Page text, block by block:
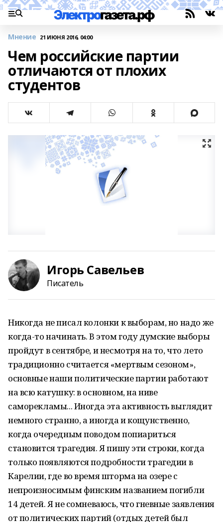
Мнение 21 ИЮНЯ 2016, 04:00
Чем российские партии
отличаются от плохих
студентов
Игорь Савельев
Писатель
Никогда не писал колонки к выборам, но надо же
когда-то начинать. В этом году думские выборы
пройдут в сентябре, и несмотря на то, что лето
традиционно считается «мертвым сезоном»,
основные наши политические партии работают
на всю катушку: в основном, на ниве
саморекламы... Иногда эта активность выглядит
немного странно, а иногда и кощунственно,
когда очередным поводом попиариться
становится трагедия. Я пишу эти строки, когда
только появляются подробности трагедии в
Карелии, где во время шторма на озере с
непроизносимым финским названием погибли
14 детей. Я не сомневаюсь, что гневные заявления
от политических партий (отдых детей был